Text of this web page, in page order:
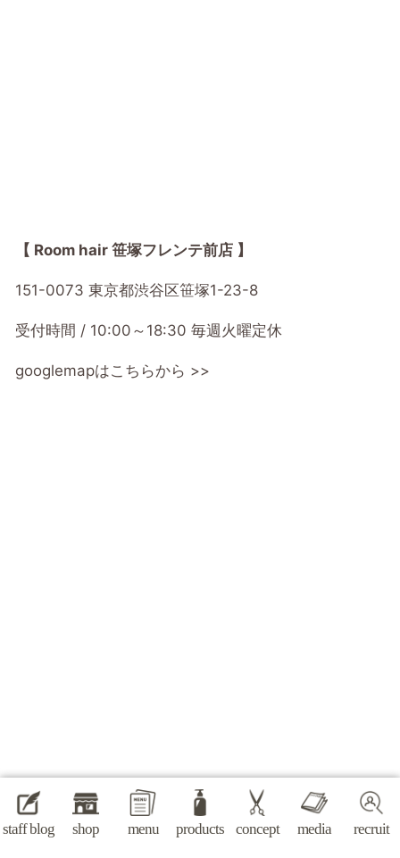
staff blog shop menu products concept media recruit
【 Room hair 笹塚フレンテ前店 】
151-0073 東京都渋谷区笹塚1-23-8
受付時間 / 10:00～18:30 毎週火曜定休
googlemapはこちらから >>